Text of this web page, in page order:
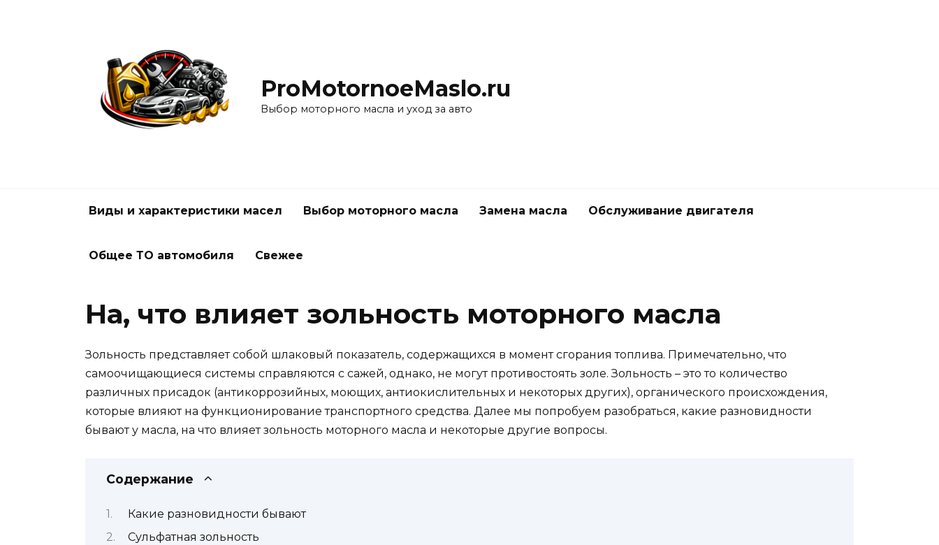
ProMotornoeMaslo.ru
Выбор моторного масла и уход за авто
Виды и характеристики масел Выбор моторного масла Замена масла Обслуживание двигателя
Общее ТО автомобиля Свежее
На, что влияет зольность моторного масла
Зольность представляет собой шлаковый показатель, содержащихся в момент сгорания топлива. Примечательно, что
самоочищающиеся системы справляются с сажей, однако, не могут противостоять золе. Зольность – это то количество
различных присадок (антикоррозийных, моющих, антиокислительных и некоторых других), органического происхождения,
которые влияют на функционирование транспортного средства. Далее мы попробуем разобраться, какие разновидности
бывают у масла, на что влияет зольность моторного масла и некоторые другие вопросы.
Содержание
Какие разновидности бывают
Сульфатная зольность